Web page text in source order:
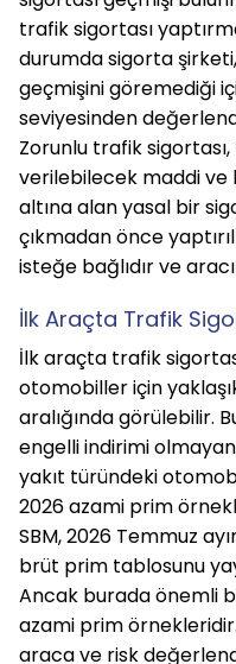
trafik sigortası
durumda sigorta
geçmişini göremediği
seviyesinden
Zorunlu trafik
verilebilecek maddi ve
altına alan yasal bir
çıkmadan önce
isteğe bağlıdır ve
İlk Araçta Trafik
İlk araçta trafik
otomobiller için
aralığında görülebilir.
engelli indirimi
yakıt türündeki
2026 azami prim
SBM, 2026 Temmuz
brüt prim tablosunu
Ancak burada önemli
azami prim
araca ve risk